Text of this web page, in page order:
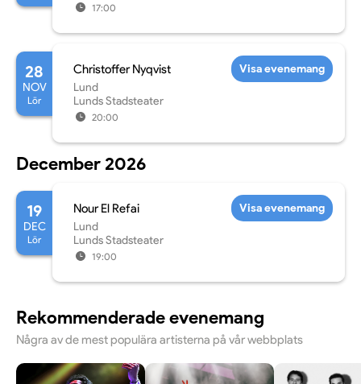
17:00
28
NOV
Lör
Christoffer Nyqvist
Lund
Lunds Stadsteater
20:00
Visa evenemang
December 2026
19
DEC
Lör
Nour El Refai
Lund
Lunds Stadsteater
19:00
Visa evenemang
Rekommenderade evenemang
Några av de mest populära artisterna på vår webbplats